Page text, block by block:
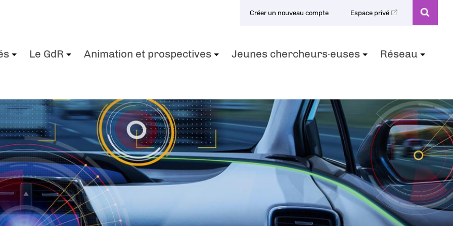
Créer un nouveau compte Espace privé
Le GdR Animation et prospectives Jeunes chercheurs·euses Réseau